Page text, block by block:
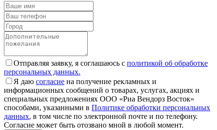
Отправляя заявку, я соглашаюсь с политикой об обработке
персональных данных.
Я даю согласие на получение рекламных и
информационных сообщений о товарах, услугах, акциях и
специальных предложениях ООО «Риа Вендорз Восток»
способами, указанными в Политике обработки персональных
данных, в том числе по электронной почте и по телефону.
Согласие может быть отозвано мной в любой момент.